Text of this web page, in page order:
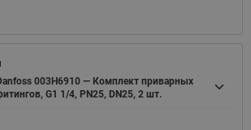
003H6910 — Комплект приварных
G1 1/4, PN25, DN25, 2 шт.